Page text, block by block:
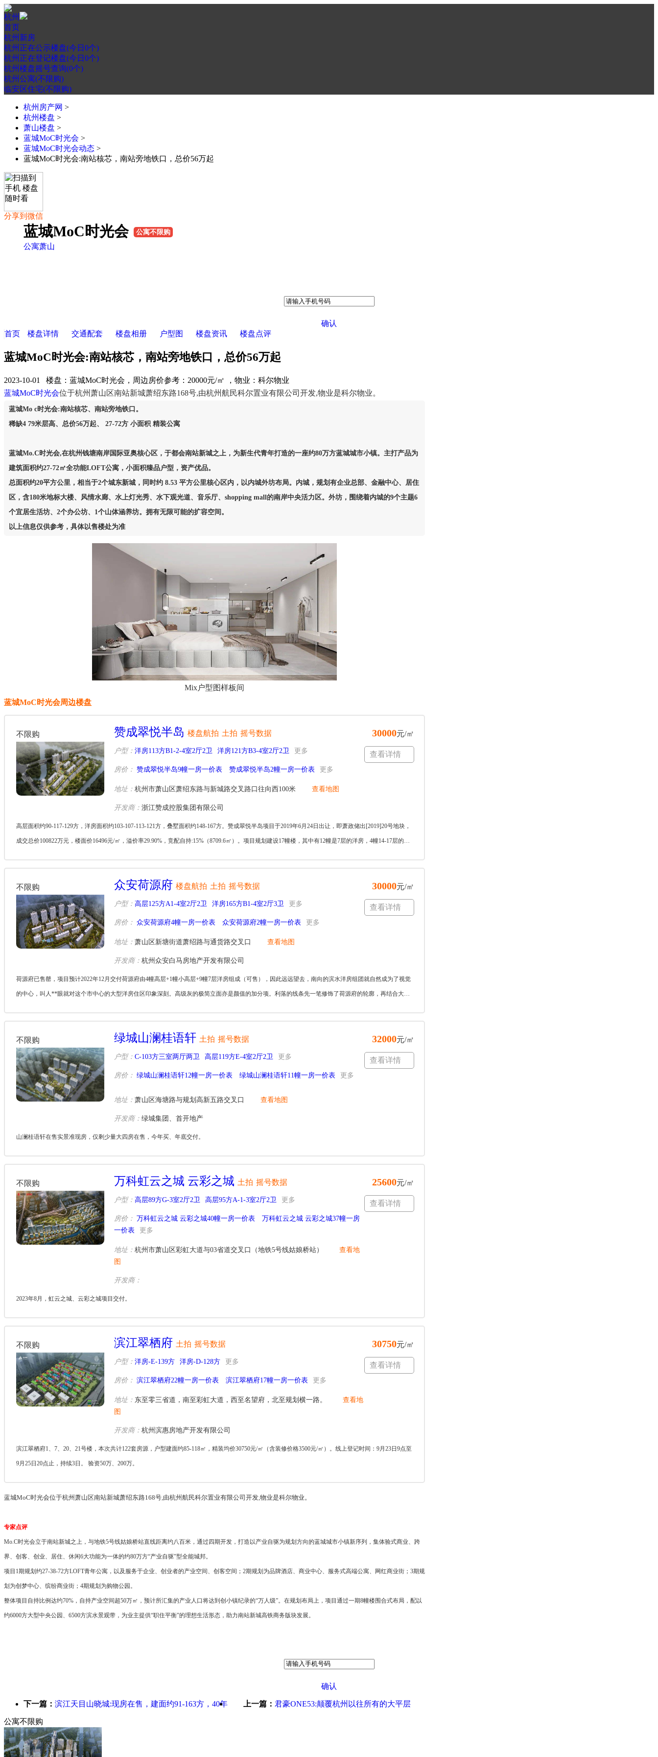
杭州
首页
杭州新房
杭州正在公示楼盘(今日0个)
杭州正在登记楼盘(今日0个)
杭州楼盘摇号查询(0个)
杭州公寓(不限购)
临安区住宅(不限购)
杭州房产网 >
杭州楼盘 >
萧山楼盘 >
蓝城MoC时光会 >
蓝城MoC时光会动态 >
蓝城MoC时光会:南站核芯，南站旁地铁口，总价56万起
分享到微信
蓝城MoC时光会 公寓不限购
公寓萧山
确认
首页
楼盘详情 交通配套 楼盘相册 户型图 楼盘资讯 楼盘点评
蓝城MoC时光会:南站核芯，南站旁地铁口，总价56万起
2023-10-01 楼盘： 蓝城MoC时光会，周边房价参考：20000元/㎡ ，物业：科尔物业
蓝城MoC时光会位于杭州萧山区南站新城萧绍东路168号,由杭州航民科尔置业有限公司开发,物业是科尔物业。
蓝城Mo c时光会:南站核芯、南站旁地铁口。
稀缺4 79米层高、总价56万起、 27-72方 小面积 精装公寓
蓝城Mo.C时光会,在杭州钱塘南岸国际亚奥核心区，于都会南站新城之上，为新生代青年打造的一座约80万方蓝城城市小镇。主打产品为
建筑面积约27-72㎡全功能LOFT公寓，小面积臻品户型，资产优品。
总面积约20平方公里，相当于2个城东新城，同时约 8.53 平方公里核心区内，以内城外坊布局。内城，规划有企业总部、金融中心、居住
区，含180米地标大楼、风情水廊、水上灯光秀、水下观光道、音乐厅、shopping mall的南岸中央活力区。外坊，围绕着内城的9个主题6
个宜居生活坊、2个办公坊、1个山体涵养坊。拥有无限可能的扩容空间。
以上信息仅供参考，具体以售楼处为准
Mix户型图样板间
蓝城MoC时光会周边楼盘
不限购 赞成翠悦半岛 楼盘航拍 土拍 摇号数据
户型： 洋房113方B1-2-4室2厅2卫 洋房121方B3-4室2厅2卫 更多
房价： 赞成翠悦半岛9幢一房一价表 赞成翠悦半岛2幢一房一价表 更多
地址： 杭州市萧山区萧绍东路与新城路交叉路口往向西100米 查看地图
开发商： 浙江赞成控股集团有限公司
30000元/㎡
查看详情
高层面积约90-117-129方，洋房面积约103-107-113-121方，叠墅面积约148-167方。赞成翠悦半岛项目于2019年6月24日出让，即萧政储出[2019]20号地块，
成交总价100822万元，楼面价16496元/㎡，溢价率29.90%，竞配自持:15%（8709.6㎡）。项目规划建设17幢楼，其中有12幢是7层的洋房，4幢14-17层的高
不限购 众安荷源府 楼盘航拍 土拍 摇号数据
户型： 高层125方A1-4室2厅2卫 洋房165方B1-4室2厅3卫 更多
房价： 众安荷源府4幢一房一价表 众安荷源府2幢一房一价表 更多
地址： 萧山区新塘街道萧绍路与通货路交叉口 查看地图
开发商： 杭州众安白马房地产开发有限公司
30000元/㎡
查看详情
荷源府已售罄，项目预计2022年12月交付荷源府由4幢高层+1幢小高层+9幢7层洋房组成（可售），因此远远望去，南向的滨水洋房组团就自然成为了视觉
的中心，叫人**眼就对这个市中心的大型洋房住区印象深刻。高级灰的极简立面亦是颜值的加分项。利落的线条先一笔修饰了荷源府的轮廓，再结合大面
不限购 绿城山澜桂语轩 土拍 摇号数据
户型： C-103方三室两厅两卫 高层119方E-4室2厅2卫 更多
房价： 绿城山澜桂语轩12幢一房一价表 绿城山澜桂语轩11幢一房一价表 更多
地址： 萧山区海塘路与规划高新五路交叉口 查看地图
开发商： 绿城集团、首开地产
32000元/㎡
查看详情
山澜桂语轩在售实景准现房，仅剩少量大四房在售，今年买、年底交付。
不限购 万科虹云之城 云彩之城 土拍 摇号数据
户型： 高层89方G-3室2厅2卫 高层95方A-1-3室2厅2卫 更多
房价： 万科虹云之城 云彩之城40幢一房一价表
万科虹云之城 云彩之城37幢一房
一价表
更多
地址： 杭州市萧山区彩虹大道与03省道交叉口（地铁5号线姑娘桥站）
查看地
图
开发商：
25600元/㎡
查看详情
2023年8月，虹云之城、云彩之城项目交付。
不限购 滨江翠栖府 土拍 摇号数据
户型： 洋房-E-139方 洋房-D-128方 更多
房价： 滨江翠栖府22幢一房一价表 滨江翠栖府17幢一房一价表 更多
地址： 东至零三省道，南至彩虹大道，西至名望府，北至规划横一路。
查看地
图
开发商： 杭州滨惠房地产开发有限公司
30750元/㎡
查看详情
滨江翠栖府1、7、20、21号楼，本次共计122套房源，户型建面约85-118㎡，精装均价30750元/㎡（含装修价格3500元/㎡）。线上登记时间：9月23日9点至
9月25日20点止，持续3日。 验资50万、200万。
蓝城MoC时光会位于杭州萧山区南站新城萧绍东路168号,由杭州航民科尔置业有限公司开发,物业是科尔物业。
专家点评
Mo.C时光会立于南站新城之上，与地铁5号线姑娘桥站直线距离约八百米，通过四期开发，打造以产业自驱为规划方向的蓝城城市小镇新序列，集体验式商业、跨
界、创客、创业、居住、休闲6大功能为一体的约80万方“产业自驱”型全能城邦。
项目1期规划约27-38-72方LOFT青年公寓，以及服务于企业、创业者的产业空间、创客空间；2期规划为品牌酒店、商业中心、服务式高端公寓、网红商业街；3期规
划为创梦中心、缤纷商业街；4期规划为购物公园。
整体项目自持比例达约70%，自持产业空间超50万㎡，预计所汇集的产业人口将达到创小镇纪录的“万人级”。在规划布局上，项目通过一期8幢楼围合式布局，配以
约6000方大型中央公园、6500方滨水景观带，为业主提供“职住平衡”的理想生活形态，助力南站新城高铁商务版块发展。
确认
下一篇： 滨江天目山晓城:现房在售，建面约91-163方，40年 上一篇： 君豪ONE53:颠覆杭州以往所有的大平层
公寓不限购